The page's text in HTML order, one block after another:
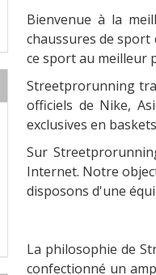
Bienvenue à la
chaussures de
ce sport au meilleur
Streetprorunning
officiels de Nike,
exclusives en
Sur
Internet. Notre
disposons d'une
La philosophie de
confectionné un